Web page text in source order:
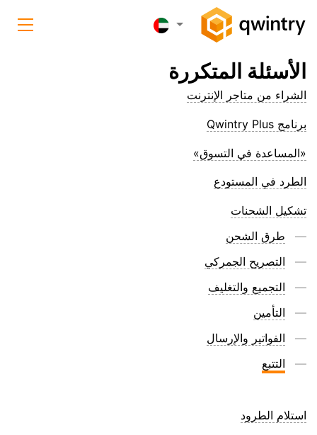
الأسئلة المتكررة
الشراء من متاجر الإنترنت
برنامج Qwintry Plus
«المساعدة في التسوق»
الطرد في المستودع
تشكيل الشحنات
طرق الشحن
التصريح الجمركي
التجميع والتغليف
التأمين
الفواتير والإرسال
التتبع
استلام الطرود